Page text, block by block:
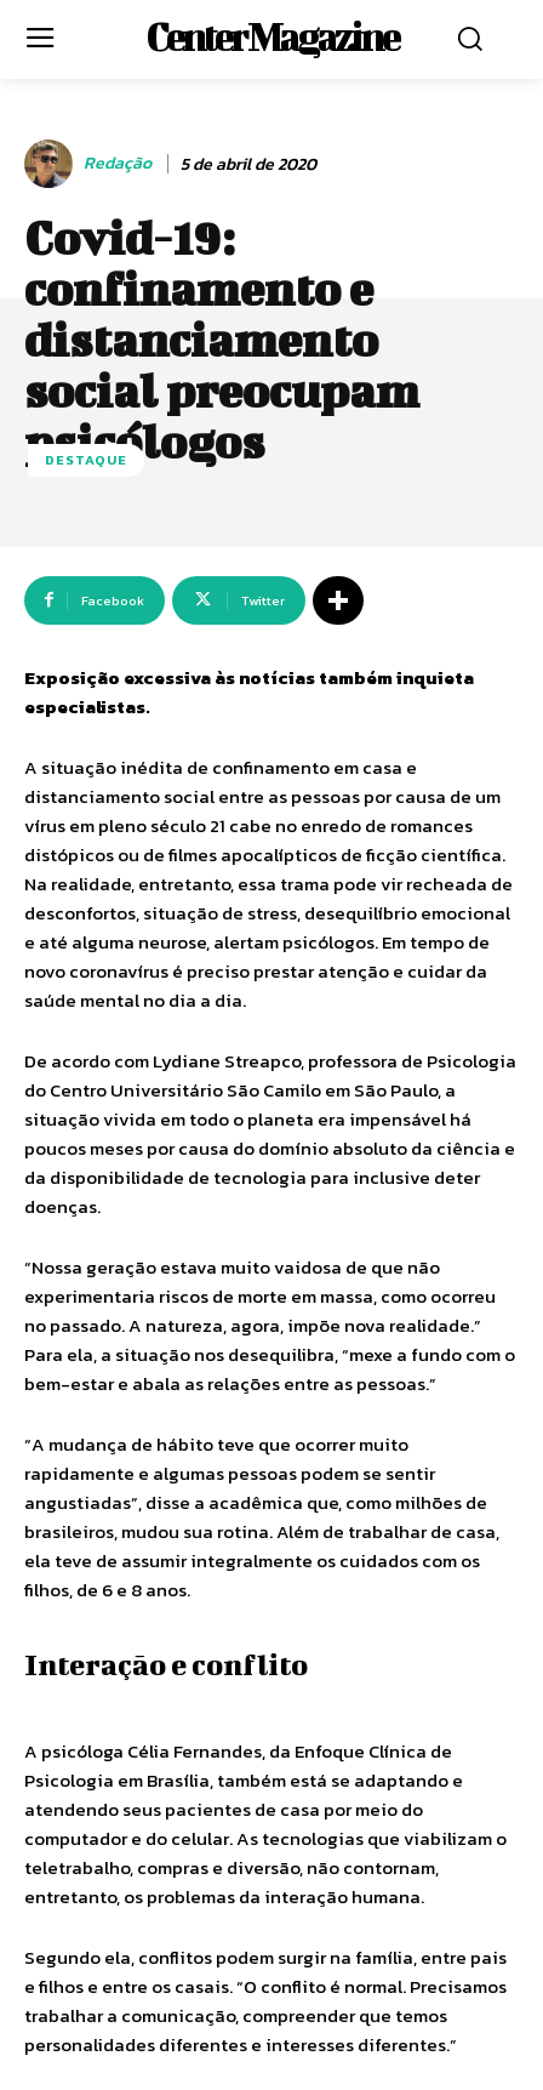
Center Magazine
Redação 5 de abril de 2020
Covid-19:
confinamento e
distanciamento
social preocupam
psicólogos
DESTAQUE
Facebook Twitter
Exposição excessiva às notícias também inquieta
especialistas.
A situação inédita de confinamento em casa e
distanciamento social entre as pessoas por causa de um
vírus em pleno século 21 cabe no enredo de romances
distópicos ou de filmes apocalípticos de ficção científica.
Na realidade, entretanto, essa trama pode vir recheada de
desconfortos, situação de stress, desequilíbrio emocional
e até alguma neurose, alertam psicólogos. Em tempo de
novo coronavírus é preciso prestar atenção e cuidar da
saúde mental no dia a dia.
De acordo com Lydiane Streapco, professora de Psicologia
do Centro Universitário São Camilo em São Paulo, a
situação vivida em todo o planeta era impensável há
poucos meses por causa do domínio absoluto da ciência e
da disponibilidade de tecnologia para inclusive deter
doenças.
“Nossa geração estava muito vaidosa de que não
experimentaria riscos de morte em massa, como ocorreu
no passado. A natureza, agora, impõe nova realidade.”
Para ela, a situação nos desequilibra, “mexe a fundo com o
bem-estar e abala as relações entre as pessoas.”
“A mudança de hábito teve que ocorrer muito
rapidamente e algumas pessoas podem se sentir
angustiadas”, disse a acadêmica que, como milhões de
brasileiros, mudou sua rotina. Além de trabalhar de casa,
ela teve de assumir integralmente os cuidados com os
filhos, de 6 e 8 anos.
Interação e conflito
A psicóloga Célia Fernandes, da Enfoque Clínica de
Psicologia em Brasília, também está se adaptando e
atendendo seus pacientes de casa por meio do
computador e do celular. As tecnologias que viabilizam o
teletrabalho, compras e diversão, não contornam,
entretanto, os problemas da interação humana.
Segundo ela, conflitos podem surgir na família, entre pais
e filhos e entre os casais. “O conflito é normal. Precisamos
trabalhar a comunicação, compreender que temos
personalidades diferentes e interesses diferentes.”